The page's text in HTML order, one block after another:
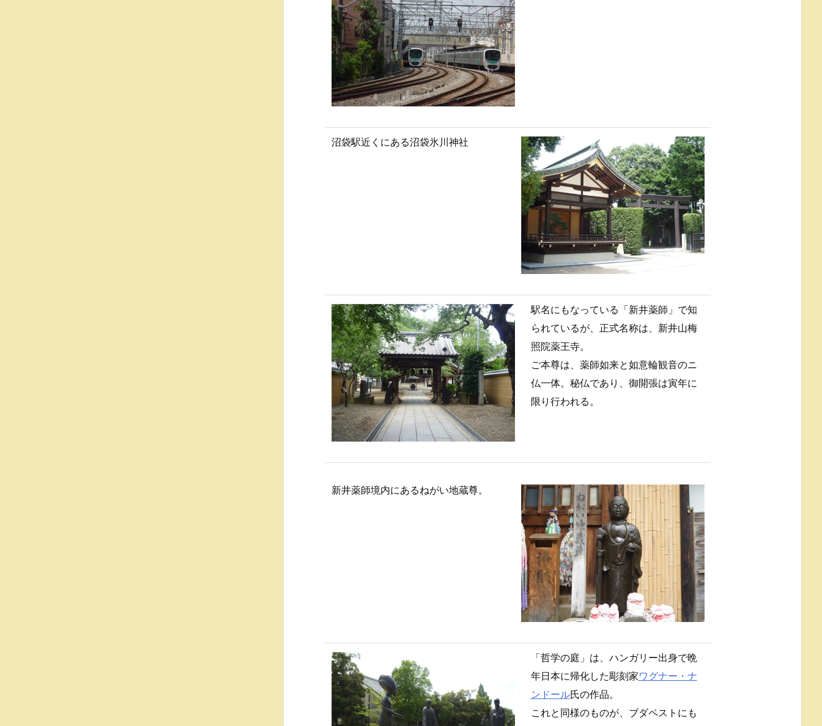
沼袋駅近くにある沼袋氷川神社
駅名にもなっている「新井薬師」で知
られているが、正式名称は、新井山梅
照院薬王寺。
ご本尊は、薬師如来と如意輪観音のニ
仏一体。秘仏であり、御開張は寅年に
限り行われる。
新井薬師境内にあるねがい地蔵尊。
「哲学の庭」は、ハンガリー出身で晩
年日本に帰化した彫刻家ワグナー・ナ
ンドール氏の作品。
これと同様のものが、ブダペストにも